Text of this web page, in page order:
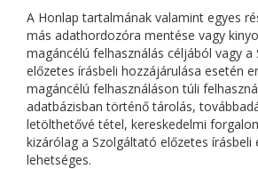
A Honlap tartalmának valamint egyes
más adathordozóra mentése vagy
magáncélú felhasználás céljából vagy a
előzetes írásbeli hozzájárulása esetén
magáncélú felhasználáson túli
adatbázisban történő tárolás,
letölthetővé tétel, kereskedelmi
kizárólag a Szolgáltató előzetes írásbeli
lehetséges.